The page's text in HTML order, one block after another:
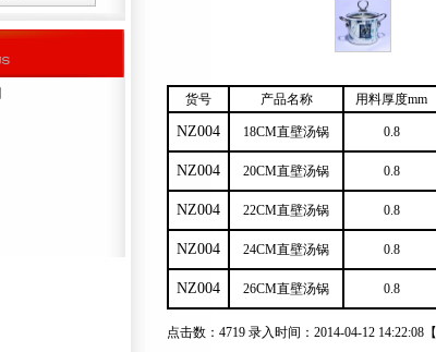
货号 产品名称 用料厚度mm
NZ004 18CM直壁汤锅 0.8
NZ004 20CM直壁汤锅 0.8
NZ004 22CM直壁汤锅 0.8
NZ004 24CM直壁汤锅 0.8
NZ004 26CM直壁汤锅 0.8
点击数：4719 录入时间：2014-04-12 14:22:08【